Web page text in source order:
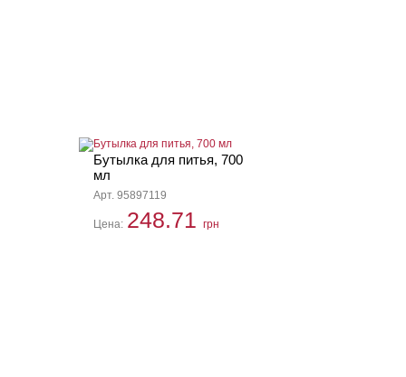
Бутылка для питья, 700
мл
Арт. 95897119
Цена: 248.71 грн